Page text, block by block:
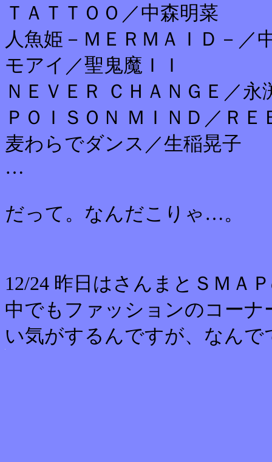
ＴＡＴＴＯＯ／中森明菜
人魚姫－ＭＥＲＭＡＩＤ－／
モアイ／聖鬼魔ＩＩ
ＮＥＶＥＲ ＣＨＡＮＧＥ／永
ＰＯＩＳＯＮ ＭＩＮＤ／ＲＥ
麦わらでダンス／生稲晃子
…
だって。なんだこりゃ…。
12/24 昨日はさんまとＳＭＡ
中でもファッションのコー
い気がするんですが、なんで